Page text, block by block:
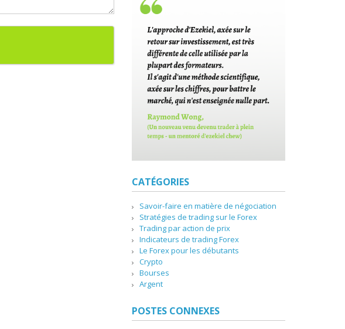
CATÉGORIES
Savoir-faire en matière de négociation
Stratégies de trading sur le Forex
Trading par action de prix
Indicateurs de trading Forex
Le Forex pour les débutants
Crypto
Bourses
Argent
POSTES CONNEXES